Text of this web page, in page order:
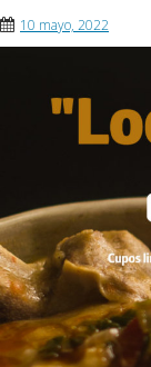
10 mayo, 2022